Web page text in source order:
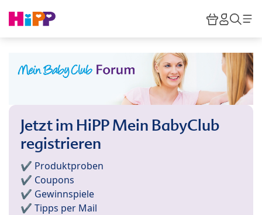
HiPP
Jetzt im HiPP Mein BabyClub
registrieren
✔️ Produktproben
✔️ Coupons
✔️ Gewinnspiele
✔️ Tipps per Mail